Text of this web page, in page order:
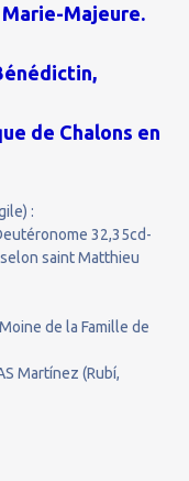
Majeure.
de Chalons en
:
32,35cd-
saint Matthieu
de la Famille de
Martínez (Rubí,